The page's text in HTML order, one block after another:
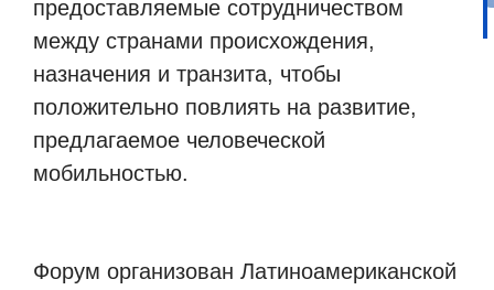
предоставляемые сотрудничеством
между странами происхождения,
назначения и транзита, чтобы
положительно повлиять на развитие,
предлагаемое человеческой
мобильностью.
Форум организован Латиноамериканской